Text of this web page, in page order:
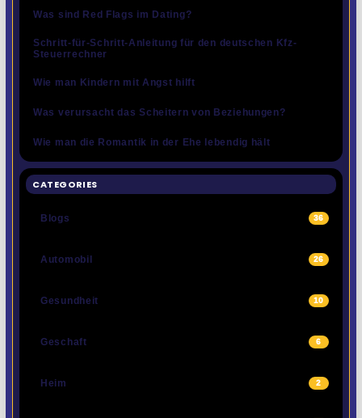
Was sind Red Flags im Dating?
Schritt-für-Schritt-Anleitung für den deutschen Kfz-
Steuerrechner
Wie man Kindern mit Angst hilft
Was verursacht das Scheitern von Beziehungen?
Wie man die Romantik in der Ehe lebendig hält
CATEGORIES
Blogs 36
Automobil 26
Gesundheit 10
Geschaft 6
Heim 2